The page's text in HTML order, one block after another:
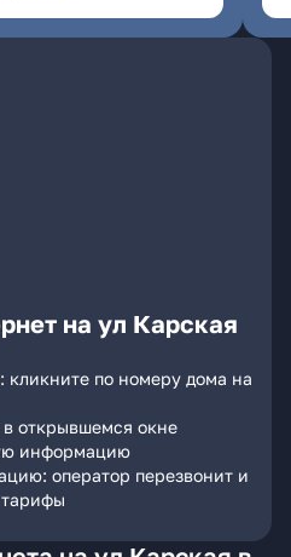
на ул Карская
кликните по номеру дома на
открывшемся окне
информацию
оператор перезвонит и